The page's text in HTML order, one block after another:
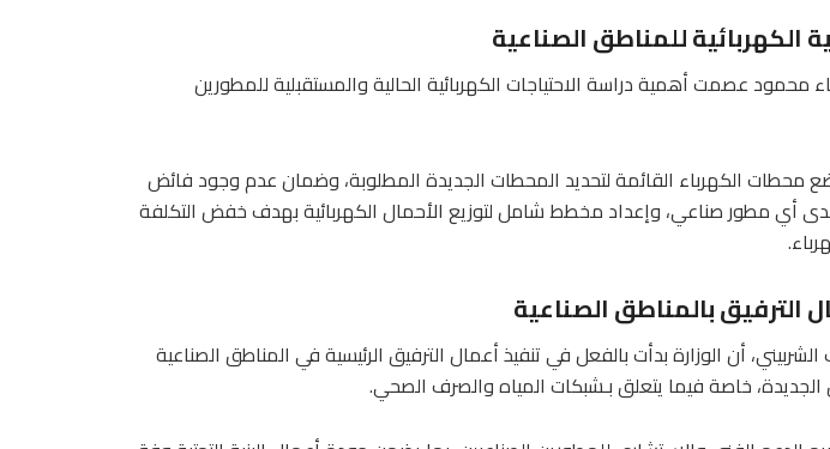
الكهربائية للمناطق الصناعية
محمود عصمت أهمية دراسة الاحتياجات الكهربائية الحالية والمستقبلية للمطورين
محطات الكهرباء القائمة لتحديد المحطات الجديدة المطلوبة، وضمان عدم وجود فائض
أي مطور صناعي، وإعداد مخطط شامل لتوزيع الأحمال الكهربائية بهدف خفض التكلفة
الترفيق بالمناطق الصناعية
أن الوزارة بدأت بالفعل في تنفيذ أعمال الترفيق الرئيسية في المناطق الصناعية
الجديدة، خاصة فيما يتعلق بـشبكات المياه والصرف الصحي.